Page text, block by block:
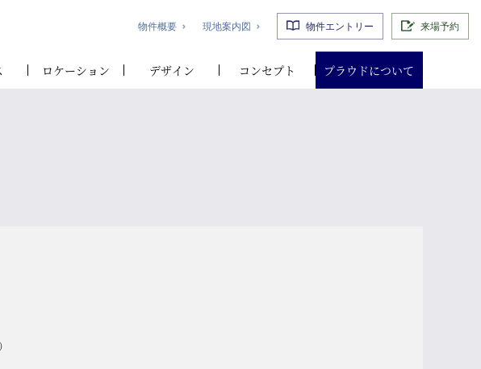
物件概要 現地案内図 物件エントリー 来場予約
ロケーション デザイン コンセプト プラウドについて
エントランスホール完成予想CG
外観完成予想CG